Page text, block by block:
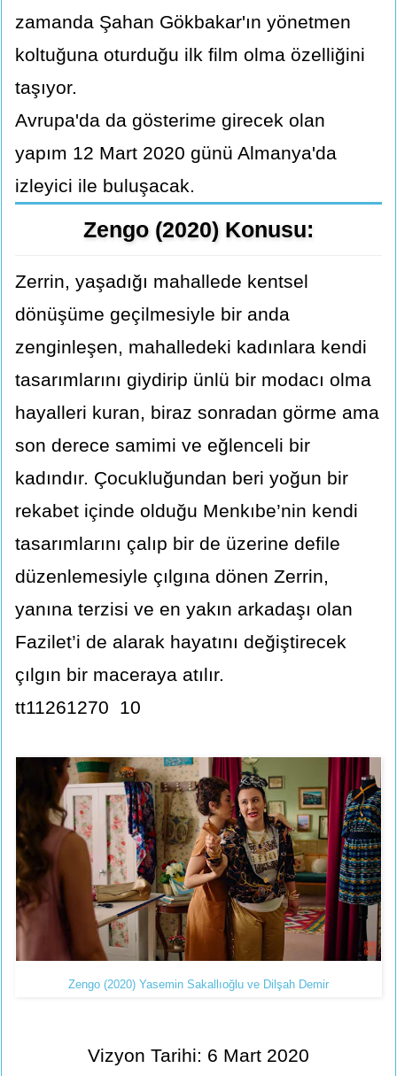
zamanda Şahan Gökbakar'ın yönetmen
koltuğuna oturduğu ilk film olma özelliğini
taşıyor.
Avrupa'da da gösterime girecek olan
yapım 12 Mart 2020 günü Almanya'da
izleyici ile buluşacak.
Zengo (2020) Konusu:
Zerrin, yaşadığı mahallede kentsel
dönüşüme geçilmesiyle bir anda
zenginleşen, mahalledeki kadınlara kendi
tasarımlarını giydirip ünlü bir modacı olma
hayalleri kuran, biraz sonradan görme ama
son derece samimi ve eğlenceli bir
kadındır. Çocukluğundan beri yoğun bir
rekabet içinde olduğu Menkıbe’nin kendi
tasarımlarını çalıp bir de üzerine defile
düzenlemesiyle çılgına dönen Zerrin,
yanına terzisi ve en yakın arkadaşı olan
Fazilet’i de alarak hayatını değiştirecek
çılgın bir maceraya atılır.
tt11261270 10
Zengo (2020) Yasemin Sakallıoğlu ve Dilşah Demir
Vizyon Tarihi: 6 Mart 2020